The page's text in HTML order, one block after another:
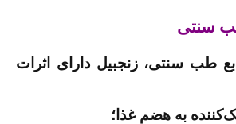
سنتی
طب سنتی، زنجبیل دارای اثرات